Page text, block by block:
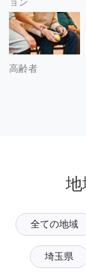
ョン
高齢者
地
全ての地域
埼玉県